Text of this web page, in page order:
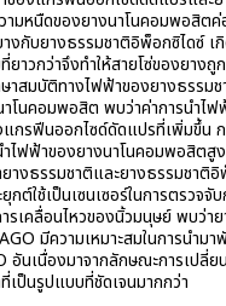
ามหนืดของยางนาโนคอมพอสิตค่
งกับยางธรรมชาติอิพ็อกซิไดซ์ เ
ยาวกว่าจึงทำให้สายโซ่ของยางถู
าสมบัติทางไฟฟ้าของยางธรรม
โนคอมพอสิต พบว่าค่าการนำไฟ
กรฟีนออกไซด์ดัดแปรที่เพิ่มขึ้น
ไฟฟ้าของยางนาโนคอมพอสิตสู
างธรรมชาติและยางธรรมชาติ
ต์ใช้เป็นเซนเซอร์ในการตรวจจับ
รเคลื่อนไหวของนิ้วมนุษย์ พบว่า
มีความเหมาะสมในการนำม
อันเนื่องมาจากลักษณะการเปลี่
เป็นรูปแบบที่ชัดเจนมากกว่า